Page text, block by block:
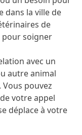
dans la ville de
de
pour soigner
avec un
autre animal
pouvez
votre appel
déplace à votre